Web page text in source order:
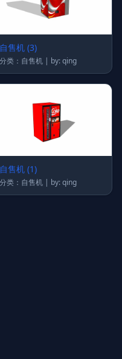
自售机 (3)
分类：自售机 | by: qing
自售机 (1)
分类：自售机 | by: qing